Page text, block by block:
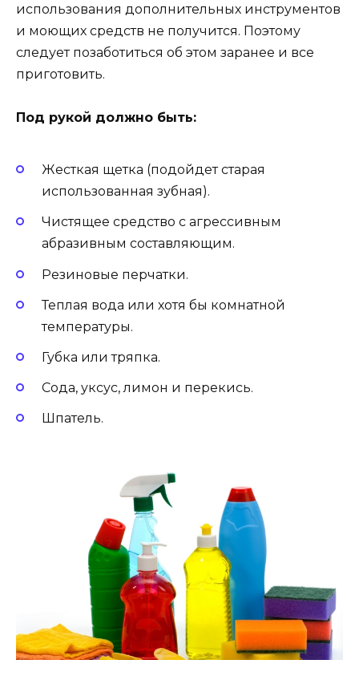
использования дополнительных инструментов
и моющих средств не получится. Поэтому
следует позаботиться об этом заранее и все
приготовить.
Под рукой должно быть:
Жесткая щетка (подойдет старая
использованная зубная).
Чистящее средство с агрессивным
абразивным составляющим.
Резиновые перчатки.
Теплая вода или хотя бы комнатной
температуры.
Губка или тряпка.
Сода, уксус, лимон и перекись.
Шпатель.